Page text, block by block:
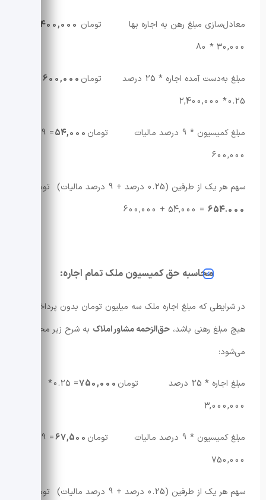
معادل‌سازی مبلغ رهن به اجاره ‌بها تومان 2,400,000
30,000 * 80
مبلغ به‌دست آمده اجاره * 25 درصد تومان 600,000
0.25 * 2,400,000
مبلغ کمیسیون * 9 درصد مالیات تومان 54,000
600,000
سهم هر یک از طرفین (0.25 درصد + 9 درصد مالیات) تومان
654.000
= 54,000 + 600,000
محاسبه حق کمیسیون ملک تمام اجاره:
در شرایطی که مبلغ اجاره ملک سه میلیون تومان بدون پرداخت
هیچ مبلغ رهنی باشد، حق‌الزحمه مشاور املاک به شرح زیر محاسبه
می‌شود:
مبلغ اجاره * 25 درصد تومان 750,000
= 0.25 *
3,000,000
مبلغ کمیسیون * 9 درصد مالیات تومان 67,500
750,000
سهم هر یک از طرفین (0.25 درصد + 9 درصد مالیات) تومان